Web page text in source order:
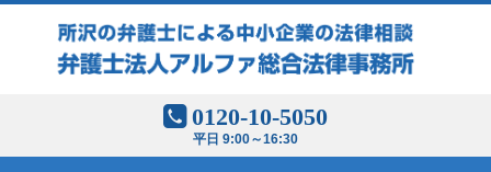
0120-10-5050
平日 9:00～16:30